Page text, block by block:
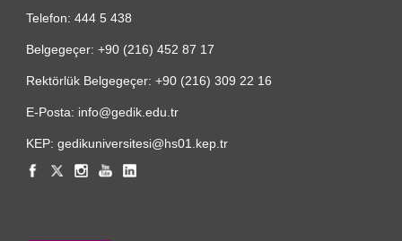
Telefon: 444 5 438
Belgegeçer: +90 (216) 452 87 17
Rektörlük Belgegeçer: +90 (216) 309 22 16
E-Posta: info@gedik.edu.tr
KEP: gedikuniversitesi@hs01.kep.tr